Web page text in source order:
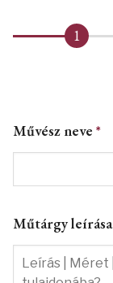
Művész neve
Műtárgy leírása